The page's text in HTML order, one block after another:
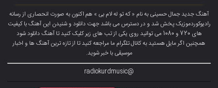
آهنگ جدید جمال حسینی به نام « که تو له لام بی » هم اکنون به صورت انحصاری از رسانه
رادیوکوردموزیک پخش شد و در دسترس می باشد جهت دانلود و شنیدن این آهنگ با کیفیت
های 720 و 1080 می توانید روی یکی از تب های زیر کلیک کنید تا آهنگ دانلود شود
همچنین اگر مایل هستید به کانال تلگرام ما مراجعه کنید تا از تازه ترین آهنگ ها و اخبار
موسیقی با خبر شوید.
@radiokurdmusic